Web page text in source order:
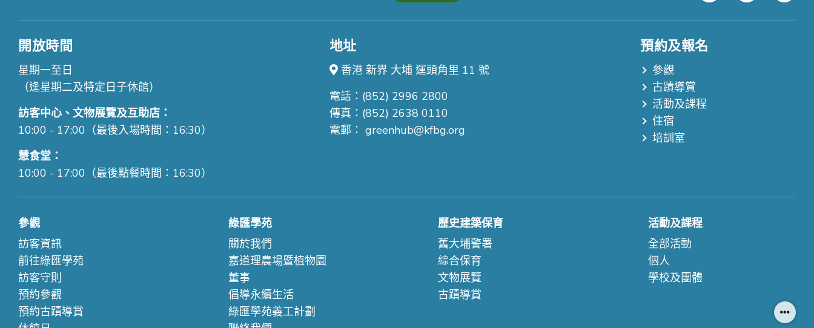
開放時間
星期一至日
（逢星期二及特定日子休館）
訪客中心、文物展覽及互助店：
10:00 - 17:00（最後入場時間：16:30）
慧食堂：
10:00 - 17:00（最後點餐時間：16:30）
地址
香港 新界 大埔 運頭角里 11 號
電話：(852) 2996 2800
傳真：(852) 2638 0110
電郵： greenhub@kfbg.org
預約及報名
參觀
古蹟導賞
活動及課程
住宿
培訓室
參觀
訪客資訊
前往綠匯學苑
訪客守則
預約參觀
預約古蹟導賞
綠匯學苑
關於我們
嘉道理農場暨植物園
董事
倡導永續生活
綠匯學苑義工計劃
歷史建築保育
舊大埔警署
綜合保育
文物展覽
古蹟導賞
活動及課程
全部活動
個人
學校及團體